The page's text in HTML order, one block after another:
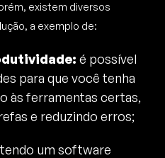
existem diversos
a exemplo de:
é possível
para que você tenha
às ferramentas certas,
e reduzindo erros;
tendo um software